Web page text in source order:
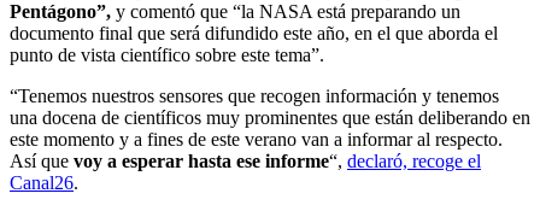
Pentágono”, y comentó que “la NASA está preparando un
documento final que será difundido este año, en el que aborda el
punto de vista científico sobre este tema”.
“Tenemos nuestros sensores que recogen información y tenemos
una docena de científicos muy prominentes que están deliberando en
este momento y a fines de este verano van a informar al respecto.
Así que voy a esperar hasta ese informe“, declaró, recoge el
Canal26.